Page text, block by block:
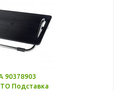
90378903
Подставка